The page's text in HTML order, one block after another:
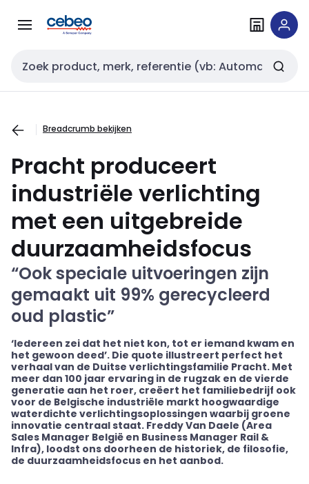
naar
naar
Zoekveld invoer
Breadcrumb bekijken
Pracht produceert
industriële verlichting
met een uitgebreide
duurzaamheidsfocus
“Ook speciale uitvoeringen zijn
gemaakt uit 99% gerecycleerd
oud plastic”
‘Iedereen zei dat het niet kon, tot er iemand kwam en
het gewoon deed’. Die quote illustreert perfect het
verhaal van de Duitse verlichtingsfamilie Pracht. Met
meer dan 100 jaar ervaring in de rugzak en de vierde
generatie aan het roer, creëert het familiebedrijf ook
voor de Belgische industriële markt hoogwaardige
waterdichte verlichtingsoplossingen waarbij groene
innovatie centraal staat. Freddy Van Daele (Area
Sales Manager België en Business Manager Rail &
Infra), loodst ons doorheen de historiek, de filosofie,
de duurzaamheidsfocus en het aanbod.